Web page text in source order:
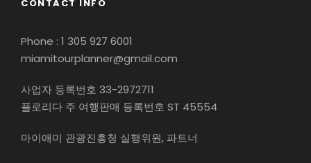
CONTACT INFO
Phone : 1 305 927 6001
miamitourplanner@gmail.com
사업자 등록번호 33-2972711
플로리다 주 여행판매 등록번호 ST 45554
마이애미 관광진흥청 실행위원, 파트너